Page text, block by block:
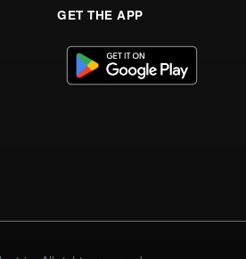
GET THE APP